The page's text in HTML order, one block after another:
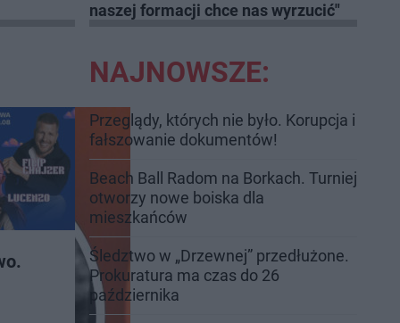
naszej formacji chce nas wyrzucić"
NAJNOWSZE:
Przeglądy, których nie było. Korupcja i
fałszowanie dokumentów!
Beach Ball Radom na Borkach. Turniej
otworzy nowe boiska dla
mieszkańców
Śledztwo w „Drzewnej” przedłużone.
Prokuratura ma czas do 26
października